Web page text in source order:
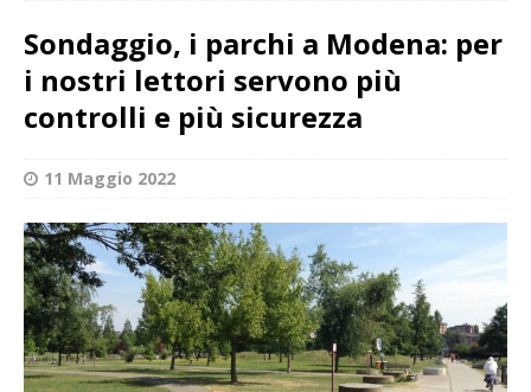
Sondaggio, i parchi a Modena: per
i nostri lettori servono più
controlli e più sicurezza
11 Maggio 2022